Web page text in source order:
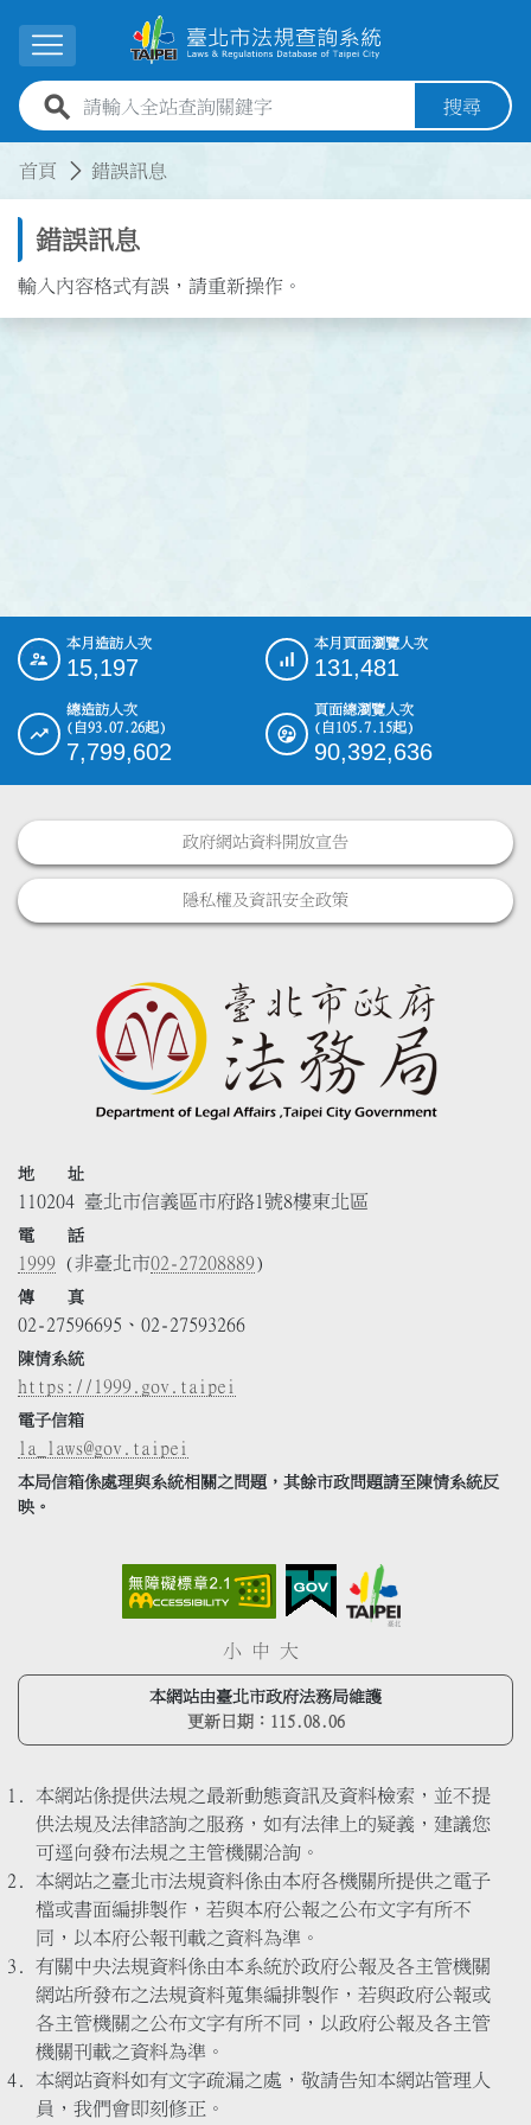
展開選單
全站查詢關鍵字欄位 搜尋
首頁 錯誤訊息
錯誤訊息
輸入內容格式有誤，請重新操作。
::: 本月造訪人次
15,197
本月頁面瀏覽人次
131,481
總造訪人次
(自93.07.26起)
7,799,602
頁面總瀏覽人次
(自105.7.15起)
90,392,636
政府網站資料開放宣告
隱私權及資訊安全政策
地 址
110204 臺北市信義區市府路1號8樓東北區
電 話
1999 (非臺北市02-27208889)
傳 真
02-27596695、02-27593266
陳情系統
https://1999.gov.taipei
電子信箱
la_laws@gov.taipei
本局信箱係處理與系統相關之問題，其餘市政問題請至陳情系統反
映。
小 中 大
本網站由臺北市政府法務局維護
更新日期： 115.08.06
本網站係提供法規之最新動態資訊及資料檢索，並不提
供法規及法律諮詢之服務，如有法律上的疑義，建議您
可逕向發布法規之主管機關洽詢。
本網站之臺北市法規資料係由本府各機關所提供之電子
檔或書面編排製作，若與本府公報之公布文字有所不
同，以本府公報刊載之資料為準。
有關中央法規資料係由本系統於政府公報及各主管機關
網站所發布之法規資料蒐集編排製作，若與政府公報或
各主管機關之公布文字有所不同，以政府公報及各主管
機關刊載之資料為準。
本網站資料如有文字疏漏之處，敬請告知本網站管理人
員，我們會即刻修正。